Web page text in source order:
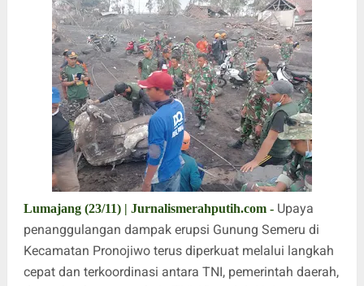
Lumajang (23/11) | Jurnalismerahputih.com -Upaya
penanggulangan dampak erupsi Gunung Semeru di
Kecamatan Pronojiwo terus diperkuat melalui langkah
cepat dan terkoordinasi antara TNI, pemerintah daerah,